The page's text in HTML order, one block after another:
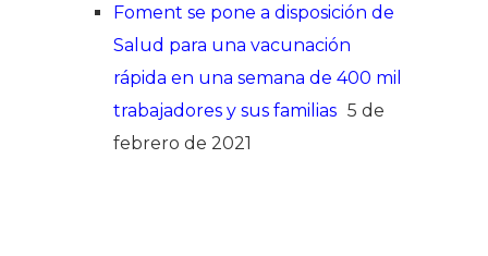
Foment se pone a disposición de
Salud para una vacunación
rápida en una semana de 400 mil
trabajadores y sus familias 5 de
febrero de 2021